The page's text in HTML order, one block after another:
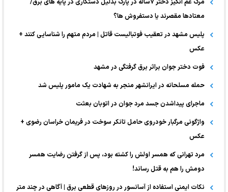
مرگ غم انگیز دختر ۷ساله در پارک بدلیل دستکاری در پایه های برق/
معتادها مقصرند یا دستفروش ها؟
پلیس مشهد در تعقیب فوتبالیست قاتل | مردم متهم را شناسایی کنند +
عکس
فوت دختر جوان براثر برق گرفتگی در مشهد
حمله مسلحانه در ایرانشهر منجر به شهادت یک مامور پلیس شد
ماجرای پیداشدن جسد مرد جوان در اتوبان بعثت
واژگونی مرگبار خودروی حامل تانکر سوخت در فریمان خراسان رضوی +
عکس
مرد تهرانی که همسر اولش را کشته بود، پس از گرفتن رضایت همسر
دومش را هم به قتل رساند!
نکات ایمنی استفاده از آسانسور در روزهای قطعی برق | آگاهی در چند متر